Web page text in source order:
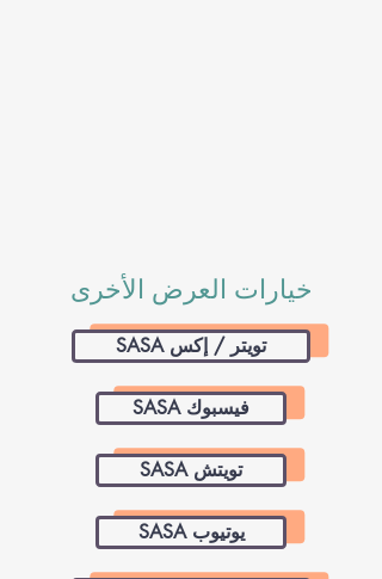
خيارات العرض الأخرى
SASA تويتر / إكس
SASA فيسبوك
SASA تويتش
SASA يوتيوب